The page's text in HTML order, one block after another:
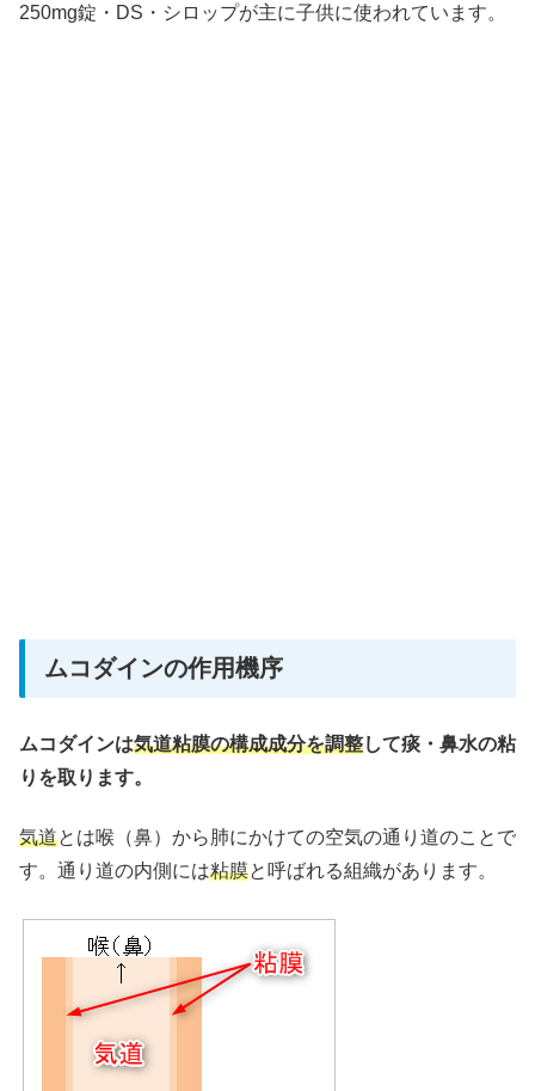
250mg錠・DS・シロップが主に子供に使われています。
ムコダインの作用機序
ムコダインは気道粘膜の構成成分を調整して痰・鼻水の粘
りを取ります。
気道とは喉（鼻）から肺にかけての空気の通り道のことで
す。通り道の内側には粘膜と呼ばれる組織があります。